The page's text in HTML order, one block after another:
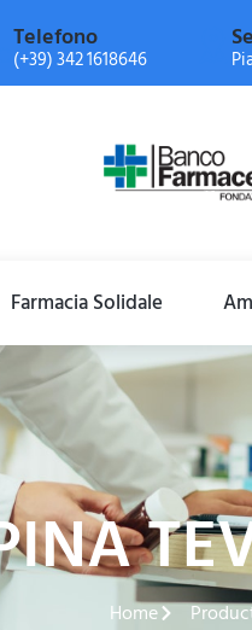
Telefono
(+39) 342 1618646
Farmacia Solidale
Home